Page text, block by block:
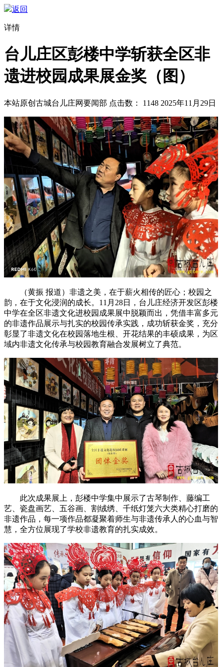
返回
详情
台儿庄区彭楼中学斩获全区非
遗进校园成果展金奖（图）
本站原创 古城台儿庄网要闻部 点击数： 1148 2025年11月29日
（黄振 报道）非遗之美，在于薪火相传的匠心；校园之
韵，在于文化浸润的成长。11月28日，台儿庄经济开发区彭楼
中学在全区非遗文化进校园成果展中脱颖而出，凭借丰富多元
的非遗作品展示与扎实的校园传承实践，成功斩获金奖，充分
彰显了非遗文化在校园落地生根、开花结果的丰硕成果，为区
域内非遗文化传承与校园教育融合发展树立了典范。
此次成果展上，彭楼中学集中展示了古琴制作、藤编工
艺、瓷盘画艺、五谷画、割绒绣、千纸灯笼六大类精心打磨的
非遗作品，每一项作品都凝聚着师生与非遗传承人的心血与智
慧，全方位展现了学校非遗教育的扎实成效。